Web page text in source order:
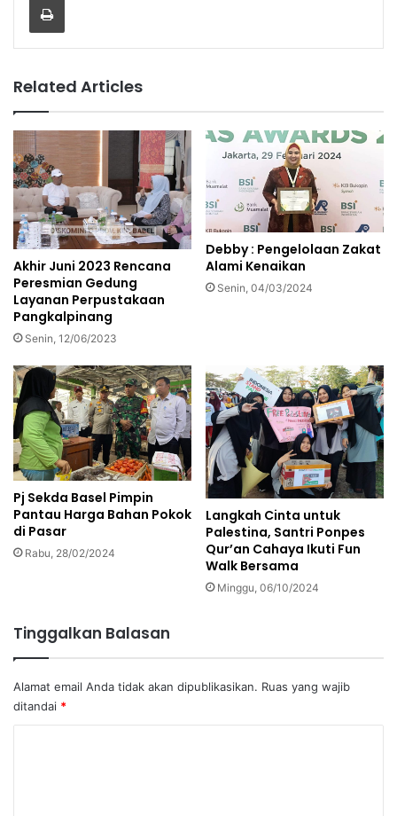
Related Articles
Akhir Juni 2023 Rencana
Peresmian Gedung
Layanan Perpustakaan
Pangkalpinang
Senin, 12/06/2023
Debby : Pengelolaan Zakat
Alami Kenaikan
Senin, 04/03/2024
Pj Sekda Basel Pimpin
Pantau Harga Bahan Pokok
di Pasar
Rabu, 28/02/2024
Langkah Cinta untuk
Palestina, Santri Ponpes
Qur’an Cahaya Ikuti Fun
Walk Bersama
Minggu, 06/10/2024
Tinggalkan Balasan
Alamat email Anda tidak akan dipublikasikan. Ruas yang wajib
ditandai *